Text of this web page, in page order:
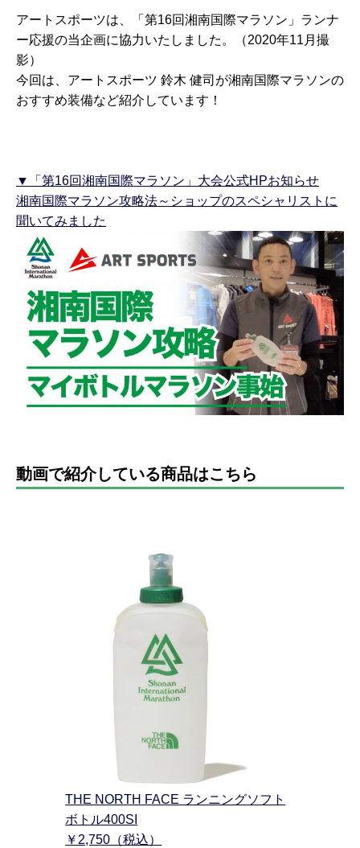
アートスポーツは、「第16回湘南国際マラソン」ランナ
ー応援の当企画に協力いたしました。（2020年11月撮
影）
今回は、アートスポーツ 鈴木 健司が湘南国際マラソンの
おすすめ装備など紹介しています！
▼「第16回湘南国際マラソン」大会公式HPお知らせ
湘南国際マラソン攻略法～ショップのスペシャリストに
聞いてみました
動画で紹介している商品はこちら
THE NORTH FACE ランニングソフト
ボトル400SI
￥2,750（税込）